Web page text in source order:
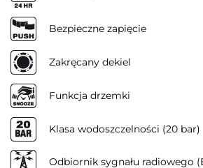
Bezpieczne zapięcie
Zakręcany dekiel
Funkcja drzemki
Klasa wodoszczelności (20 bar)
Odbiornik sygnału radiowego